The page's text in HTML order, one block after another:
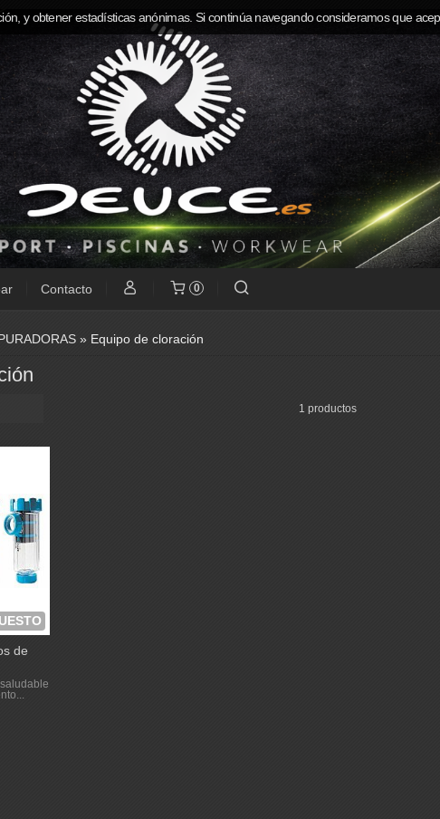
Contacto 0
» Equipo de cloración
1 productos
de
y obtener estadísticas anónimas. Si continúa navegando consideramos que